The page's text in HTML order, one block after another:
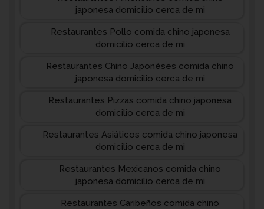
japonesa domicilio cerca de mi
Restaurantes Pollo comida chino japonesa
domicilio cerca de mi
Restaurantes Chino Japonéses comida chino
japonesa domicilio cerca de mi
Restaurantes Pizzas comida chino japonesa
domicilio cerca de mi
Restaurantes Asiáticos comida chino japonesa
domicilio cerca de mi
Restaurantes Mexicanos comida chino
japonesa domicilio cerca de mi
Restaurantes Caribeños comida chino